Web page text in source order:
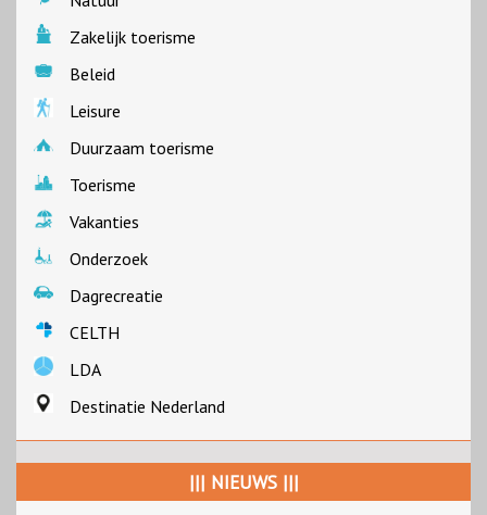
Zakelijk toerisme
Beleid
Leisure
Duurzaam toerisme
Toerisme
Vakanties
Onderzoek
Dagrecreatie
CELTH
LDA
Destinatie Nederland
||| NIEUWS |||